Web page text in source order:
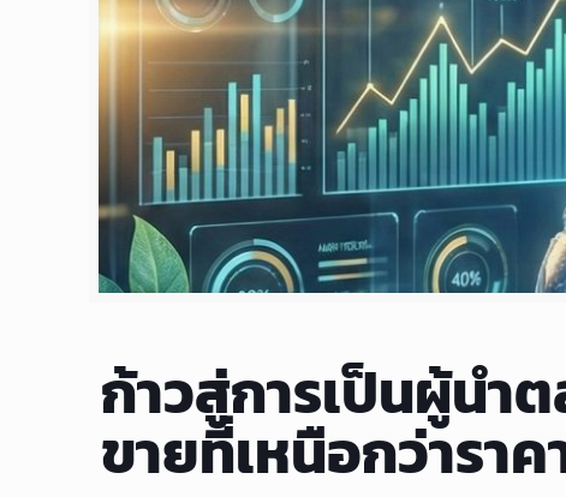
ก้าวสู่การเป็นผู้นำ
ขายที่เหนือกว่าราค